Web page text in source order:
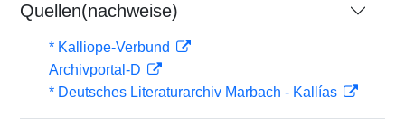
Quellen(nachweise)
* Kalliope-Verbund
Archivportal-D
* Deutsches Literaturarchiv Marbach - Kallías